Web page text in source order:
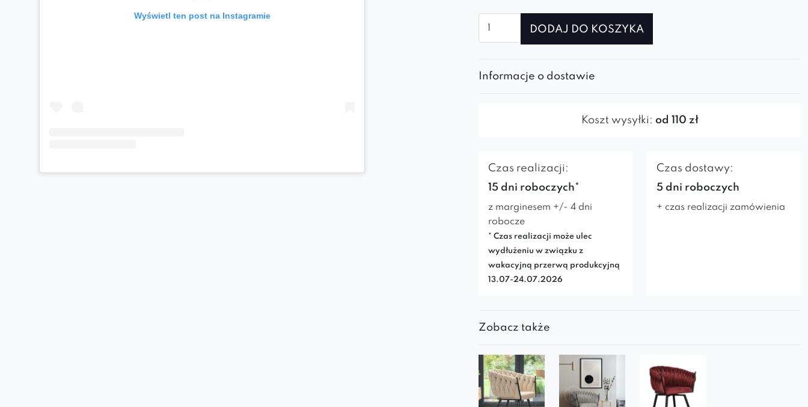
Wyświetl ten post na Instagramie
Ławka
DODAJ DO KOSZYKA
Informacje o dostawie
Koszt wysyłki: od 110 zł
Czas realizacji:
15 dni roboczych*
z marginesem +/- 4 dni
robocze
* Czas realizacji może ulec
wydłużeniu w związku z
wakacyjną przerwą produkcyjną
13.07-24.07.2026
Czas dostawy:
5 dni roboczych
+ czas realizacji zamówienia
Zobacz także